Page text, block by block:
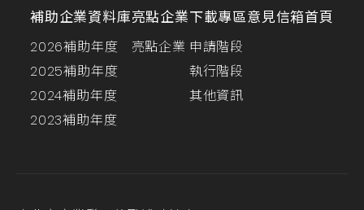
補助企業資料庫
2026補助年度
2025補助年度
2024補助年度
2023補助年度
亮點企業
亮點企業
下載專區
申請階段
執行階段
其他資訊
意見信箱首頁